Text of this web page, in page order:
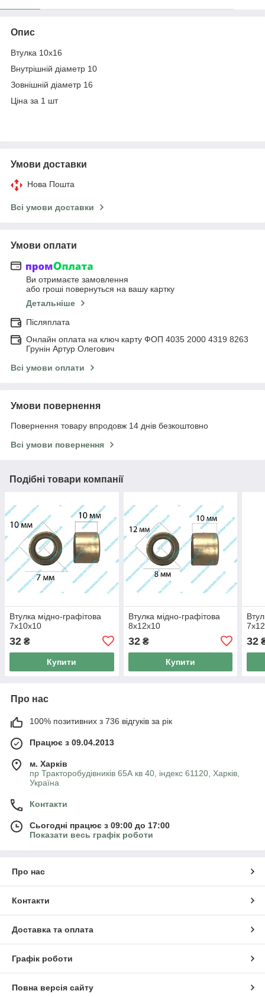
Опис
Втулка 10x16
Внутрішній діаметр 10
Зовнішній діаметр 16
Ціна за 1 шт
Умови доставки
Нова Пошта
Всі умови доставки
Умови оплати
Ви отримаєте замовлення
або гроші повернуться на вашу картку
Детальніше
Післяплата
Онлайн оплата на ключ карту ФОП 4035 2000 4319 8263
Грунін Артур Олегович
Всі умови оплати
Умови повернення
Повернення товару впродовж 14 днів безкоштовно
Всі умови повернення
Подібні товари компанії
Втулка мідно-графітова
7x10x10
32 ₴
Купити
Втулка мідно-графітова
8x12x10
32₴
Купити
32
Про нас
100% позитивних з 736 відгуків за рік
Працює з 09.04.2013
м. Харків
пр Тракторобудівників 65А кв 40, індекс 61120, Харків,
Україна
Контакти
Сьогодні працює з 09:00 до 17:00
Показати весь графік роботи
Про нас
Контакти
Доставка та оплата
Графік роботи
Повна версія сайту